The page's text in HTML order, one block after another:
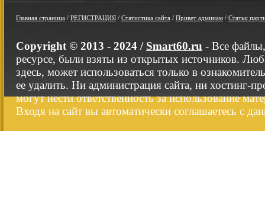
Главная страница / РЕГИСТРАЦИЯ / Статистика сайта / Привет админам / Статьи
Copyright © 2013 - 2024 / Smart60.ru - Все
ресурсе, были взяты из открытых источников.
здесь, может использоваться только в
ее удалить. Ни администрация сайта, ни хостинг-
могут нести ответственность за использование
Входя на сайт вы автоматически соглашаетесь с